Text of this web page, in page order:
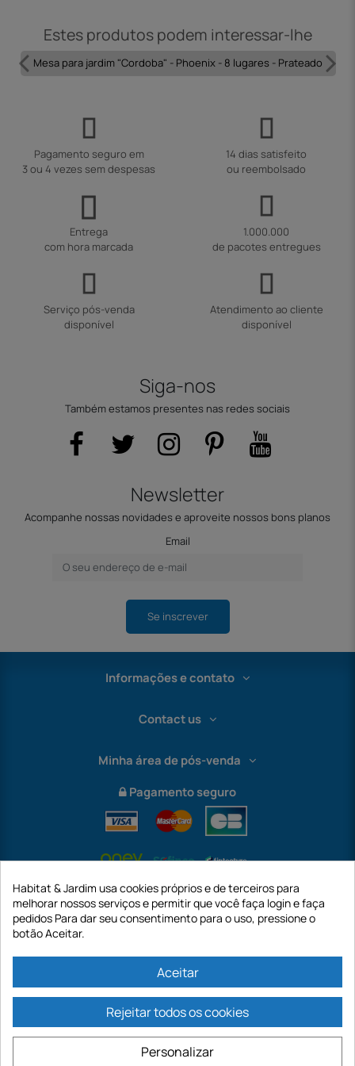
Estes produtos podem interessar-lhe
Mesa para jardim "Cordoba" - Phoenix - 8 lugares - Prateado
Pagamento seguro em
3 ou 4 vezes sem despesas
14 dias satisfeito
ou reembolsado
Entrega
com hora marcada
1.000.000
de pacotes entregues
Serviço pós-venda
disponível
Atendimento ao cliente
disponível
Siga-nos
Também estamos presentes nas redes sociais
Newsletter
Acompanhe nossas novidades e aproveite nossos bons planos
Email
Se inscrever
Informações e contato
Contact us
Minha área de pós-venda
Pagamento seguro
https://www.habitatejardim.pt é um site da empresa GECODIS SA com um
capital de 187.203,29€, 32 Rue de Paradis - PARIS 75010 (FRANÇA). A
GECODIS.SA criada em 11/04/1998 é uma subsidiária da ODAYA ​​​​​​HOLDING com
Habitat & Jardim usa cookies próprios e de terceiros para
melhorar nossos serviços e permitir que você faça login e faça
pedidos Para dar seu consentimento para o uso, pressione o
botão Aceitar.
Aceitar
Rejeitar todos os cookies
Personalizar